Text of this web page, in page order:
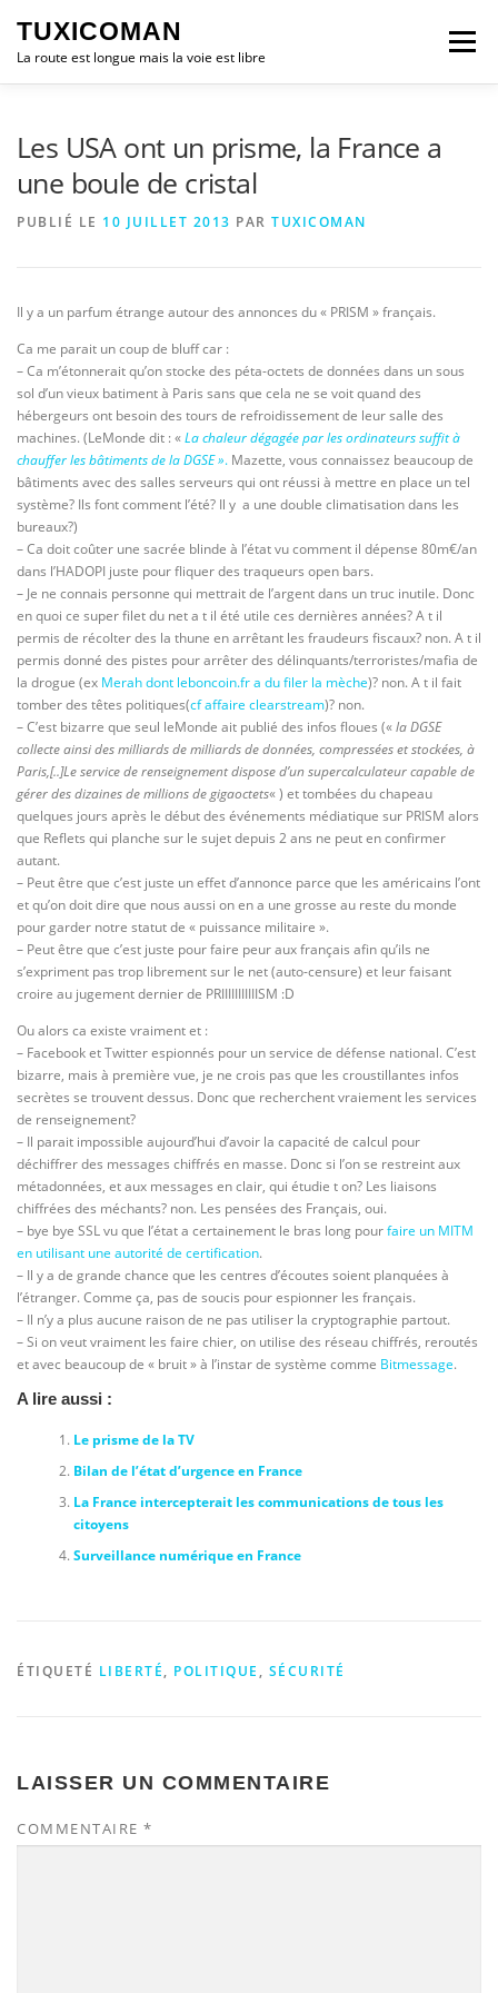
contenu
TUXICOMAN
La route est longue mais la voie est libre
Menu
Les USA ont un prisme, la France a
une boule de cristal
PUBLIÉ LE 10 JUILLET 2013 PAR TUXICOMAN
Il y a un parfum étrange autour des annonces du « PRISM » français.
Ca me parait un coup de bluff car :
– Ca m’étonnerait qu’on stocke des péta-octets de données dans un sous
sol d’un vieux batiment à Paris sans que cela ne se voit quand des
hébergeurs ont besoin des tours de refroidissement de leur salle des
machines. (LeMonde dit : «La chaleur dégagée par les ordinateurs suffit à
chauffer les bâtiments de la DGSE ». Mazette, vous connaissez beaucoup de
bâtiments avec des salles serveurs qui ont réussi à mettre en place un tel
système? Ils font comment l’été? Il y a une double climatisation dans les
bureaux?)
– Ca doit coûter une sacrée blinde à l’état vu comment il dépense 80m€/an
dans l’HADOPI juste pour fliquer des traqueurs open bars.
– Je ne connais personne qui mettrait de l’argent dans un truc inutile. Donc
en quoi ce super filet du net a t il été utile ces dernières années? A t il
permis de récolter des la thune en arrêtant les fraudeurs fiscaux? non. A t il
permis donné des pistes pour arrêter des délinquants/terroristes/mafia de
la drogue (ex Merah dont leboncoin.fr a du filer la mèche)? non. A t il fait
tomber des têtes politiques(cf affaire clearstream)? non.
– C’est bizarre que seul leMonde ait publié des infos floues («la DGSE
collecte ainsi des milliards de milliards de données, compressées et stockées, à
Paris,[..]Le service de renseignement dispose d’un supercalculateur capable de
gérer des dizaines de millions de gigaoctets« ) et tombées du chapeau
quelques jours après le début des événements médiatique sur PRISM alors
que Reflets qui planche sur le sujet depuis 2 ans ne peut en confirmer
autant.
– Peut être que c’est juste un effet d’annonce parce que les américains l’ont
et qu’on doit dire que nous aussi on en a une grosse au reste du monde
pour garder notre statut de « puissance militaire ».
– Peut être que c’est juste pour faire peur aux français afin qu’ils ne
s’expriment pas trop librement sur le net (auto-censure) et leur faisant
croire au jugement dernier de PRIIIIIIIIIIISM :D
Ou alors ca existe vraiment et :
– Facebook et Twitter espionnés pour un service de défense national. C’est
bizarre, mais à première vue, je ne crois pas que les croustillantes infos
secrètes se trouvent dessus. Donc que recherchent vraiement les services
de renseignement?
– Il parait impossible aujourd’hui d’avoir la capacité de calcul pour
déchiffrer des messages chiffrés en masse. Donc si l’on se restreint aux
métadonnées, et aux messages en clair, qui étudie t on? Les liaisons
chiffrées des méchants? non. Les pensées des Français, oui.
– bye bye SSL vu que l’état a certainement le bras long pourfaire un MITM
en utilisant une autorité de certification.
– Il y a de grande chance que les centres d’écoutes soient planquées à
l’étranger. Comme ça, pas de soucis pour espionner les français.
– Il n’y a plus aucune raison de ne pas utiliser la cryptographie partout.
– Si on veut vraiment les faire chier, on utilise des réseau chiffrés, reroutés
et avec beaucoup de « bruit » à l’instar de système comme Bitmessage.
A lire aussi :
Le prisme de la TV
Bilan de l’état d’urgence en France
La France intercepterait les communications de tous les
citoyens
Surveillance numérique en France
ÉTIQUETÉ LIBERTÉ, POLITIQUE , SÉCURITÉ
LAISSER UN COMMENTAIRE
COMMENTAIRE *